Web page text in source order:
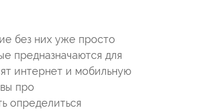
без них уже просто
предназначаются для
интернет и мобильную
про
определиться